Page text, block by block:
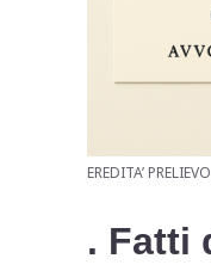
EREDITA’
. Fatti